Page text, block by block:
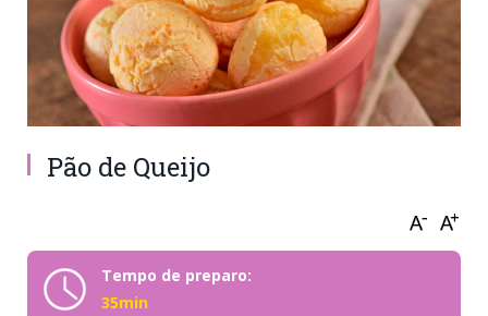
Pão de Queijo
Tempo de preparo:
35min